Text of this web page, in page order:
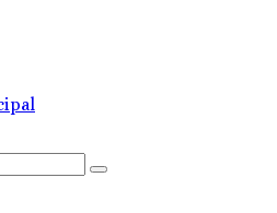
Search